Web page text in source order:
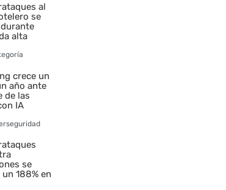
al
se
alta
crece un
año ante
de las
IA
se
188% en